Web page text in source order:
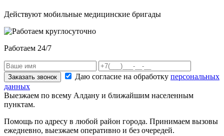
Действуют мобильные медицинские бригады
Работаем 24/7
Заказать звонок Даю согласие на обработку персональных
данных
Выезжаем по всему Алдану и ближайшим населенным
пунктам.
Помощь по адресу в любой район города. Принимаем вызовы
ежедневно, выезжаем оперативно и без очередей.